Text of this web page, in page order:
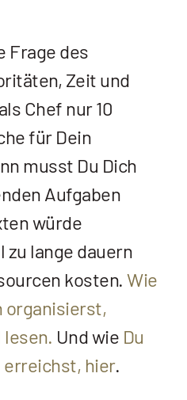
Frage des
Zeit und
Chef nur 10
für Dein
musst Du Dich
Aufgaben
würde
lange dauern
kosten.Wie
organisierst,
lesen. Und wie Du
erreichst, hier.